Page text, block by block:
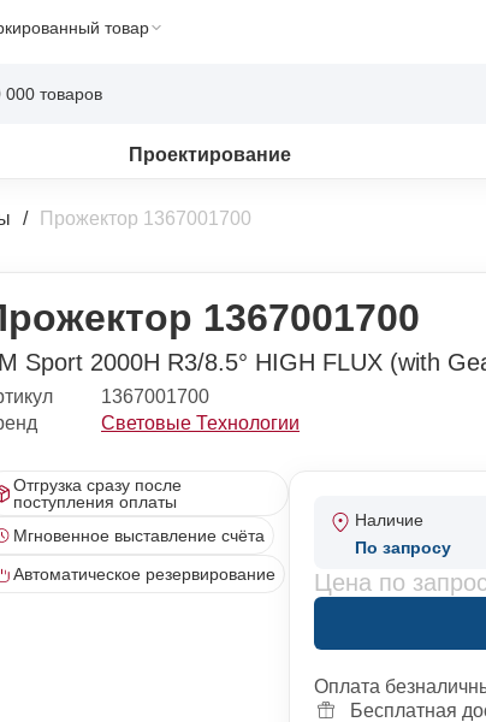
товар
Проектирование
Прожектор 1367001700
1367001700
Sport 2000H R3/8.5° HIGH FLUX (with
1367001700
Световые Технологии
Отгрузка сразу после
поступления оплаты
Мгновенное выставление счёта
Автоматическое резервирование
Наличие
По запросу
Цена по
Оплата
Бесплатная